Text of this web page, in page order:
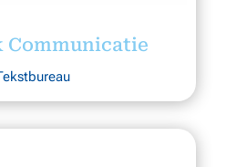
Communicatie